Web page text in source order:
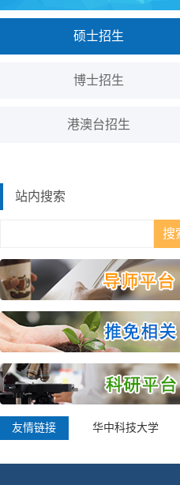
硕士招生
博士招生
港澳台招生
站内搜索
友情链接 华中科技大学